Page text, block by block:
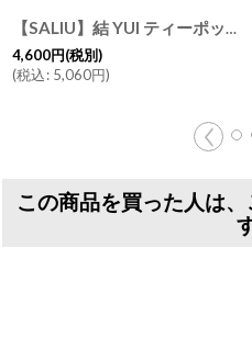
【SALIU】結 YUI ティーポット ３３０ml 紅茶のための茶器 急須 陶器 日本製 美濃焼
4,600円(税別)
(税込: 5,060円)
この商品を買った人は